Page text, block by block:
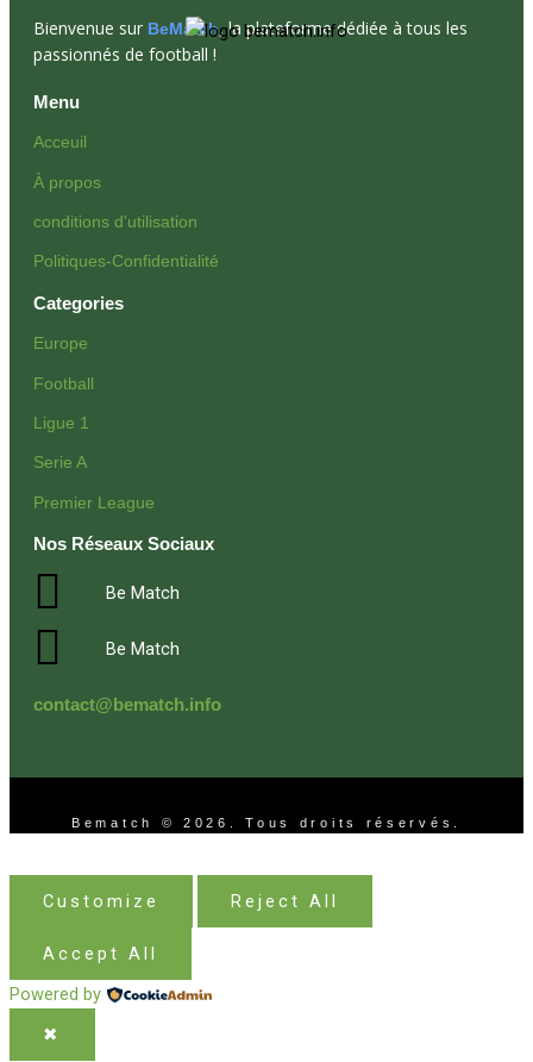
Bienvenue sur BeMatch, la plateforme dédiée à tous les
passionnés de football !
Menu
Acceuil
À propos
conditions d'utilisation
Politiques-Confidentialité
Categories
Europe
Football
Ligue 1
Serie A
Premier League
Nos Réseaux Sociaux
Be Match
Be Match
contact@bematch.info
Bematch © 2026. Tous droits réservés.
Customize Reject All
Accept All
Powered by
✖